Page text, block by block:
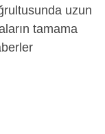
uzun
tamama